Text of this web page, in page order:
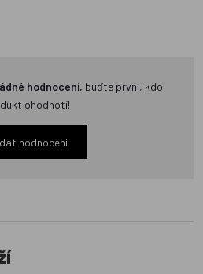
hodnocení, buďte první, kdo
ohodnotí!
hodnocení